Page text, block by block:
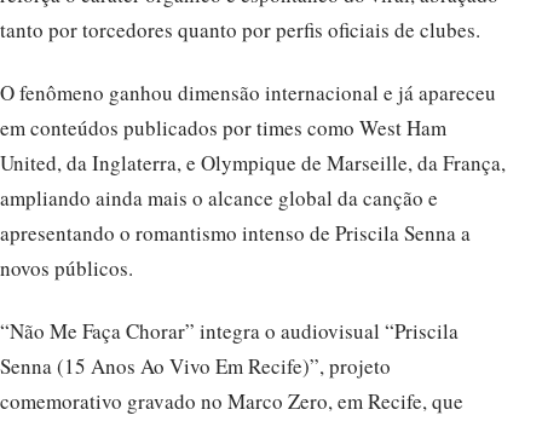
tanto por torcedores quanto por perfis oficiais de clubes.
O fenômeno ganhou dimensão internacional e já apareceu
em conteúdos publicados por times como West Ham
United, da Inglaterra, e Olympique de Marseille, da França,
ampliando ainda mais o alcance global da canção e
apresentando o romantismo intenso de Priscila Senna a
novos públicos.
“Não Me Faça Chorar” integra o audiovisual “Priscila
Senna (15 Anos Ao Vivo Em Recife)”, projeto
comemorativo gravado no Marco Zero, em Recife, que